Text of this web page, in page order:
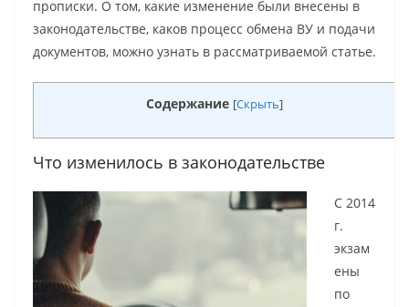
прописки. О том, какие изменение были внесены в
законодательстве, каков процесс обмена ВУ и подачи
документов, можно узнать в рассматриваемой статье.
Содержание [Скрыть]
Что изменилось в законодательстве
С 2014
г.
экзам
ены
по